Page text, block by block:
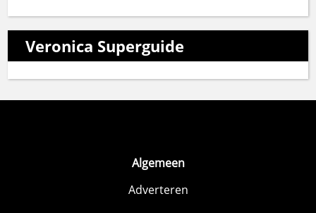
Veronica Superguide
Algemeen
Adverteren